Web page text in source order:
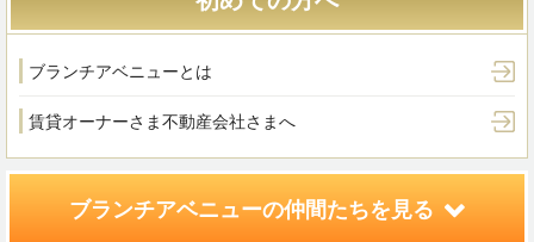
ブランチアベニューとは
賃貸オーナーさま不動産会社さまへ
ブランチアベニューの仲間たちを見る